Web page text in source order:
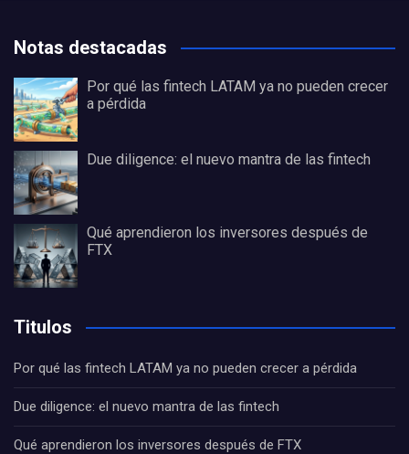
Notas destacadas
Por qué las fintech LATAM ya no pueden crecer
a pérdida
Due diligence: el nuevo mantra de las fintech
Qué aprendieron los inversores después de
FTX
Titulos
Por qué las fintech LATAM ya no pueden crecer a pérdida
Due diligence: el nuevo mantra de las fintech
Qué aprendieron los inversores después de FTX